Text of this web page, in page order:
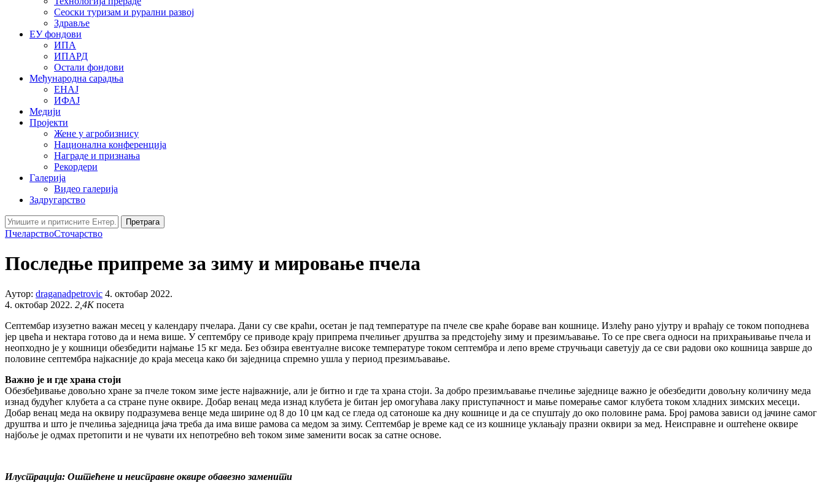
Сеоски туризам и рурални развој
Здравље
ЕУ фондови
ИПА
ИПАРД
Остали фондови
Међународна сарадња
ЕНАЈ
ИФАЈ
Медији
Пројекти
Жене у агробизнису
Национална конференција
Награде и признања
Рекордери
Галерија
Видео галерија
Задругарство
Претрага
ПчеларствоСточарство
Последње припреме за зиму и мировање пчела
Аутор: draganadpetrovic 4. октобар 2022.
4. октобар 2022. 2,4Kпосета
Септембар изузетно важан месец у календару пчелара. Дани су све краћи, осетан је пад температуре па пчеле све краће бораве ван кошнице. Излећу рано ујутру и враћају се током поподнева
јер цвећа и нектара готово да и нема више. У септембру се приводе крају припрема пчелињег друштва за предстојећу зиму и презимљавање. То се пре свега односи на прихрањивање пчела и
неопходно је у кошници обезбедити најмање 15 кг меда. Без обзира евентуалне високе температуре током септембра и лепо време стручњаци саветују да се сви радови око кошница заврше до
половине септембра најкасније до краја месеца како би заједница спремно ушла у период презимљавање.
Важно је и где храна стоји
Обезбеђивање довољно хране за пчеле током зиме јесте најважније, али је битно и где та храна стоји. За добро презимљавање пчелиње заједнице важно је обезбедити довољну количину меда
изнад будућег клубета а са стране пуне оквире. Добар венац меда изнад клубета је битан јер омогућава лаку приступачност и мање померање самог клубета током хладних зимских месеци.
Добар венац меда на оквиру подразумева венце меда ширине од 8 до 10 цм кад се гледа од сатоноше ка дну кошнице и да се спуштају до око половине рама. Број рамова зависи од јачине самог
друштва и што је пчелиња заједница јача треба да има више рамова са медом за зиму. Септембар је време кад се из кошнице уклањају празни оквири за мед. Неисправне и оштећене оквире
најбоље је одмах претопити и не чувати их непотребно већ током зиме заменити восак за сатне основе.
Илустрација: Оштећене и неисправне оквире обавезно заменити